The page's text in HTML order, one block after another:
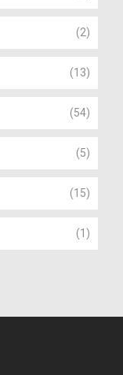
(2)
(13)
(54)
(5)
(15)
(1)